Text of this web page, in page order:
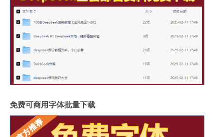
免费可商用字体批量下载